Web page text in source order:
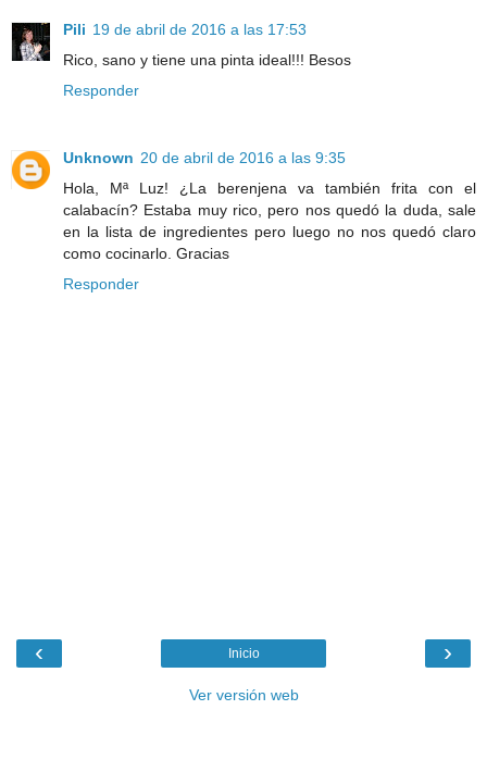
Pili 19 de abril de 2016 a las 17:53
Rico, sano y tiene una pinta ideal!!! Besos
Responder
Unknown 20 de abril de 2016 a las 9:35
Hola, Mª Luz! ¿La berenjena va también frita con el
calabacín? Estaba muy rico, pero nos quedó la duda, sale
en la lista de ingredientes pero luego no nos quedó claro
como cocinarlo. Gracias
Responder
‹ ›
Inicio
Ver versión web